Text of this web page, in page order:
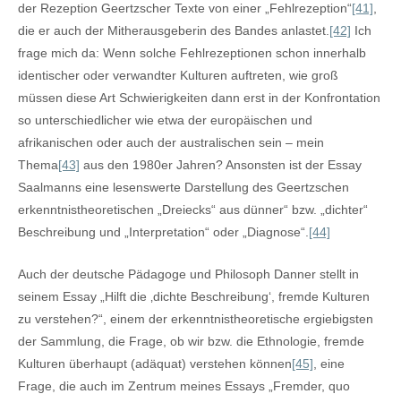
der Rezeption Geertzscher Texte von einer „Fehlrezeption“[41]
die er auch der Mitherausgeberin des Bandes anlastet. [42] Ich
frage mich da: Wenn solche Fehlrezeptionen schon innerhalb
identischer oder verwandter Kulturen auftreten, wie groß
müssen diese Art Schwierigkeiten dann erst in der Konfrontation
so unterschiedlicher wie etwa der europäischen und
afrikanischen oder auch der australischen sein – mein
Thema[43] aus den 1980er Jahren? Ansonsten ist der Essay
Saalmanns eine lesenswerte Darstellung des Geertzschen
erkenntnistheoretischen „Dreiecks“ aus dünner“ bzw. „dichter“
Beschreibung und „Interpretation“ oder „Diagnose“. [44]
Auch der deutsche Pädagoge und Philosoph Danner stellt in
seinem Essay „Hilft die ‚dichte Beschreibung‘, fremde Kulturen
zu verstehen?“, einem der erkenntnistheoretische ergiebigsten
der Sammlung, die Frage, ob wir bzw. die Ethnologie, fremde
Kulturen überhaupt (adäquat) verstehen können[45] , eine
Frage, die auch im Zentrum meines Essays „Fremder, quo